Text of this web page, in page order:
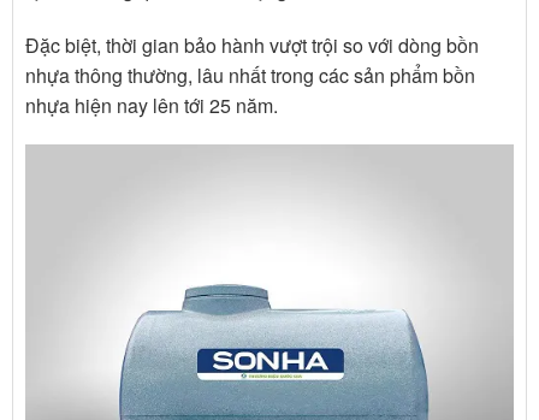
Đặc biệt, thời gian bảo hành vượt trội so với dòng bồn
nhựa thông thường, lâu nhất trong các sản phẩm bồn
nhựa hiện nay lên tới 25 năm.